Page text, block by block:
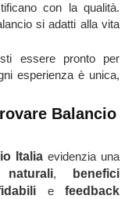
con la qualità.
si adatti alla vita
essere pronto per
esperienza è unica,
Balancio
Italia evidenzia una
naturali,
benefici
efeedback